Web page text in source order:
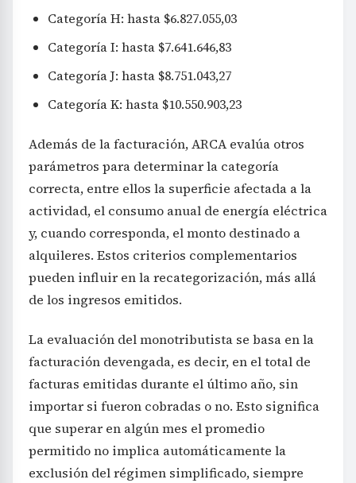
Categoría H: hasta $6.827.055,03
Categoría I: hasta $7.641.646,83
Categoría J: hasta $8.751.043,27
Categoría K: hasta $10.550.903,23
Además de la facturación, ARCA evalúa otros
parámetros para determinar la categoría
correcta, entre ellos la superficie afectada a la
actividad, el consumo anual de energía eléctrica
y, cuando corresponda, el monto destinado a
alquileres. Estos criterios complementarios
pueden influir en la recategorización, más allá
de los ingresos emitidos.
La evaluación del monotributista se basa en la
facturación devengada, es decir, en el total de
facturas emitidas durante el último año, sin
importar si fueron cobradas o no. Esto significa
que superar en algún mes el promedio
permitido no implica automáticamente la
exclusión del régimen simplificado, siempre